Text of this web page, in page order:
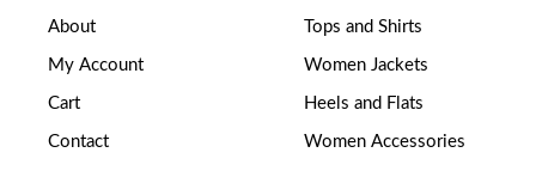
About
My Account
Cart
Contact
Tops and Shirts
Women Jackets
Heels and Flats
Women Accessories